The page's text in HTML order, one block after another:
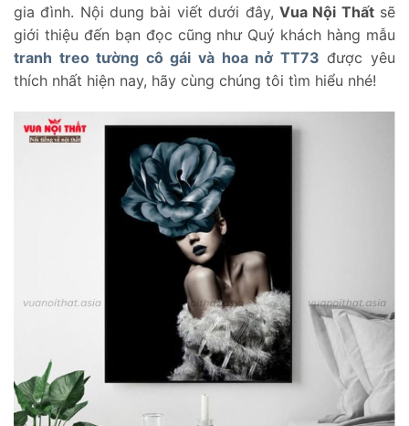
gia đình. Nội dung bài viết dưới đây, Vua Nội Thấtsẽ
giới thiệu đến bạn đọc cũng như Quý khách hàng mẫu
tranh treo tường cô gái và hoa nở TT73 được yêu
thích nhất hiện nay, hãy cùng chúng tôi tìm hiểu nhé!